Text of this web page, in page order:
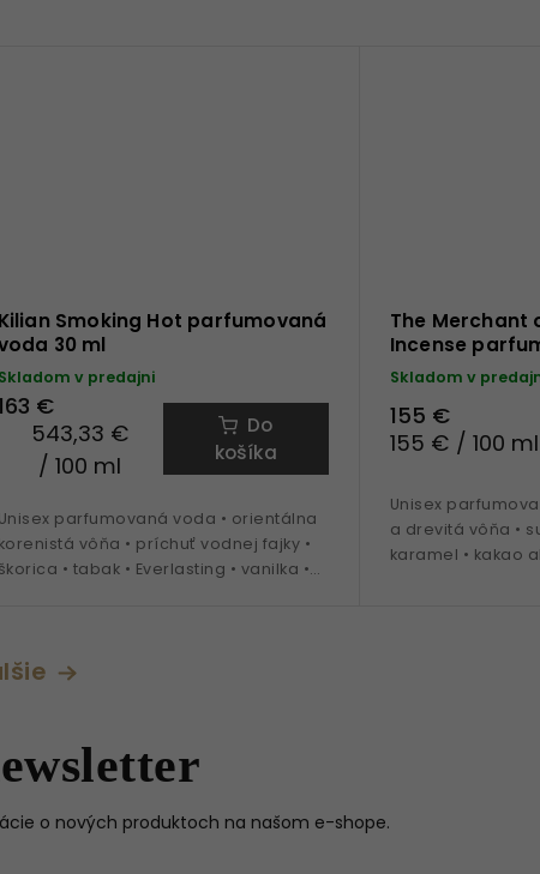
Kilian Smoking Hot parfumovaná
30 ml
Skladom v predajni
€
543,33 €
/ 100 ml
Do
košíka
Unisex parfumovaná voda • orientálna
korenistá vôňa • príchuť vodnej fajky •
škorica • tabak • Everlasting • vanilka •
The Merchant
Incense
ml
Skladom v
155 €
155 € / 100 ml
Unisex
a drevitá vôňa •
karamel • kakao
o nových produktoch na našom e-shope.